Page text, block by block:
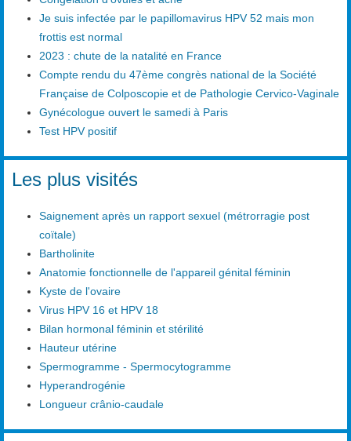
Je suis infectée par le papillomavirus HPV 52 mais mon
frottis est normal
2023 : chute de la natalité en France
Compte rendu du 47ème congrès national de la Société
Française de Colposcopie et de Pathologie Cervico-Vaginale
Gynécologue ouvert le samedi à Paris
Test HPV positif
Les plus visités
Saignement après un rapport sexuel (métrorragie post
coïtale)
Bartholinite
Anatomie fonctionnelle de l'appareil génital féminin
Kyste de l'ovaire
Virus HPV 16 et HPV 18
Bilan hormonal féminin et stérilité
Hauteur utérine
Spermogramme - Spermocytogramme
Hyperandrogénie
Longueur crânio-caudale